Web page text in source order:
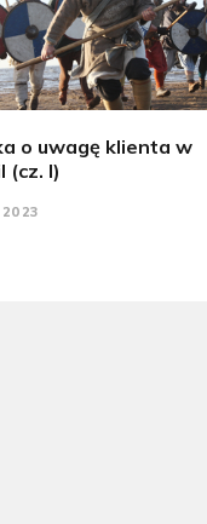
o uwagę klienta w
(cz. I)